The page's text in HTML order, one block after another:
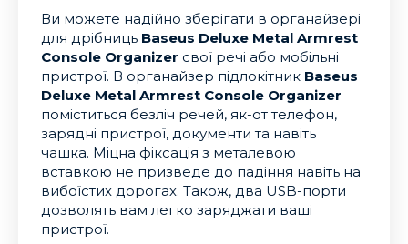
Ви можете надійно зберігати в органайзері
для дрібниць Baseus Deluxe Metal Armrest
Console Organizer свої речі або мобільні
пристрої. В органайзер підлокітник Baseus
Deluxe Metal Armrest Console Organizer
поміститься безліч речей, як-от телефон,
зарядні пристрої, документи та навіть
чашка. Міцна фіксація з металевою
вставкою не призведе до падіння навіть на
вибоїстих дорогах. Також, два USB-порти
дозволять вам легко заряджати ваші
пристрої.